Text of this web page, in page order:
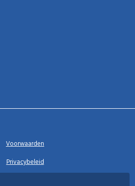
Voorwaarden
Privacybeleid